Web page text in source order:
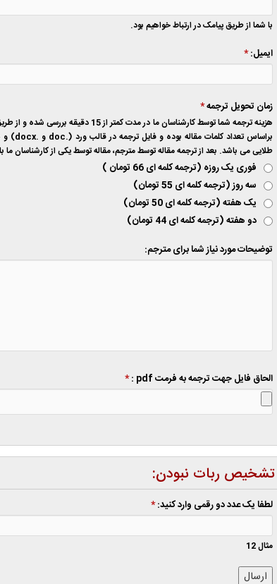
با شما از طریق پیامک در ارتباط خواهیم بود.
ایمیل:*
زمان تحویل ترجمه*
هزینه ترجمه شما توسط کارشناسان ما
طلایی می باشد. بعد از ترجمه مقاله توسط مترجم، مقاله توسط یکی از کارشناسان
فوری یک روزه (ترجمه کلمه ای 66 تومان )
سه روز (ترجمه کلمه ای 55 تومان)
یک هفته (ترجمه کلمه ای 50 تومان)
دو هفته (ترجمه کلمه ای 44 تومان)
توضیحات مورد نیاز شما برای مترجم:
الحاق فایل جهت ترجمه به فرمت pdf : *
تشخیص ربات نبودن:
لطفا یک عدد دو رقمی وارد کنید:*
مثال 12